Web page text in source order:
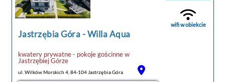
pościel.Odległość ważnych miejsc od obiektu:
Centrum handlowe Batory – 45 km, Skwer
Jastrzębia Góra-Willa Aqua
kwatery prywatne - pokoje gościnnew
Jastrzębiej Górze
ul. Wilków Morskich 4, 84-104 Jastrzębia Góra
wifi w obiekcie